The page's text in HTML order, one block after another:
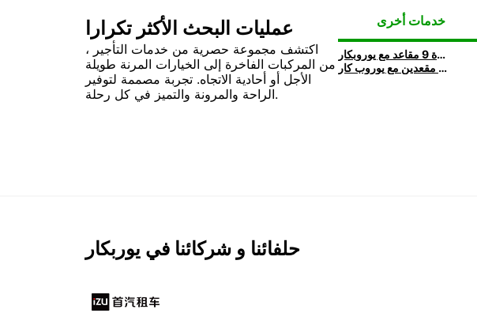
عمليات البحث الأكثر تكرارا
اكتشف مجموعة حصرية من خدمات التأجير ،
من المركبات الفاخرة إلى الخيارات المرنة طويلة
الأجل أو أحادية الاتجاه. تجربة مصممة لتوفير
الراحة والمرونة والتميز في كل رحلة.
خدمات أخرى
استئجار سيارة 9 مقاعد | استأجر سيارة 9 مقاعد مع يوروبكار
استئجار سيارة ذات مقعدين | استأجر سيارة مقعدين مع يوروب كار
حلفائنا و شركائنا في يوربكار